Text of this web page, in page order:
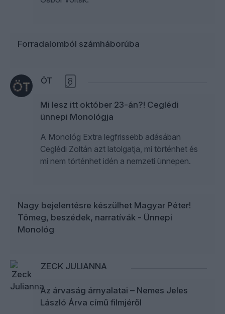
Forradalomból számháborúba
ÖT 8
Mi lesz itt október 23-án?! Ceglédi
ünnepi Monológja
A Monológ Extra legfrissebb adásában
Ceglédi Zoltán azt latolgatja, mi történhet és
mi nem történhet idén a nemzeti ünnepen.
Nagy bejelentésre készülhet Magyar Péter!
Tömeg, beszédek, narratívák - Ünnepi
Monológ
ZECK JULIANNA
Az árvaság árnyalatai – Nemes Jeles
László Árva című filmjéről